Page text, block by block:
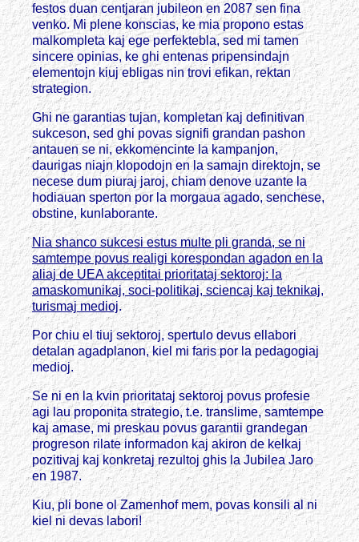
festos duan centjaran jubileon en 2087 sen fina
venko. Mi plene konscias, ke mia propono estas
malkompleta kaj ege perfektebla, sed mi tamen
sincere opinias, ke ghi entenas pripensindajn
elementojn kiuj ebligas nin trovi efikan, rektan
strategion.
Ghi ne garantias tujan, kompletan kaj definitivan
sukceson, sed ghi povas signifi grandan pashon
antauen se ni, ekkomencinte la kampanjon,
daurigas niajn klopodojn en la samajn direktojn, se
necese dum piuraj jaroj, chiam denove uzante la
hodiauan sperton por la morgaua agado, senchese,
obstine, kunlaborante.
Nia shanco sukcesi estus multe pli granda, se ni
samtempe povus realigi korespondan agadon en la
aliaj de UEA akceptitai prioritataj sektoroj: la
amaskomunikaj, soci-politikaj, sciencaj kaj teknikaj,
turismaj medioj.
Por chiu el tiuj sektoroj, spertulo devus ellabori
detalan agadplanon, kiel mi faris por la pedagogiaj
medioj.
Se ni en la kvin prioritataj sektoroj povus profesie
agi lau proponita strategio, t.e. translime, samtempe
kaj amase, mi preskau povus garantii grandegan
progreson rilate informadon kaj akiron de kelkaj
pozitivaj kaj konkretaj rezultoj ghis la Jubilea Jaro
en 1987.
Kiu, pli bone ol Zamenhof mem, povas konsili al ni
kiel ni devas labori!